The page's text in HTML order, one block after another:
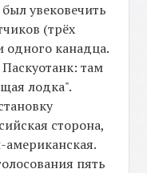
увековечить
(трёх
одного канадца.
там
лодка".
сторона,
американская.
пять